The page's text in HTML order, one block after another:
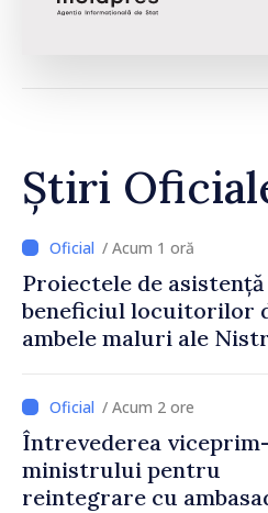
Știri
/ Acum 1 oră
Proiectele de
beneficiul locuitorilor
ambele maluri ale
viceprim-ministrului cu
reprezentanta
PNUD în Republica
Daniela Gasparikova
/ Acum 2 ore
Întrevederea viceprim-
ministrului pentru
reintegrare cu